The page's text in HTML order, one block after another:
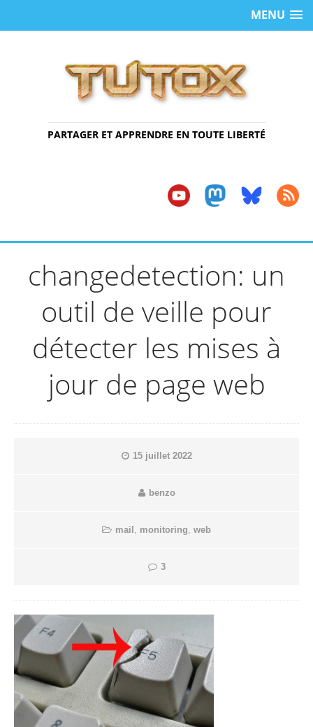
MENU
PARTAGER ET APPRENDRE EN TOUTE LIBERTÉ
changedetection: un
outil de veille pour
détecter les mises à
jour de page web
15 juillet 2022
benzo
mail monitoring web
3